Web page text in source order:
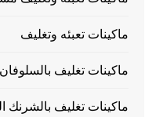
ماكينات تعبئه وتغليف
ماكينات تغليف
ماكينات تغليف بالشرنك